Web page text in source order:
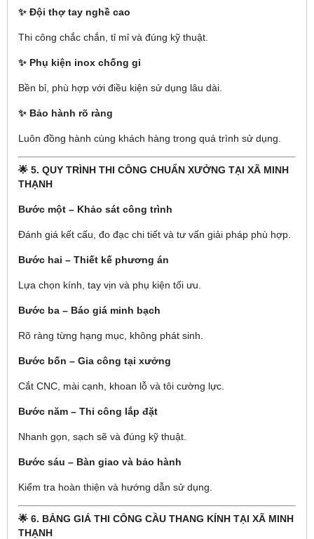
✨ Đội thợ tay nghề cao
Thi công chắc chắn, tỉ mỉ và đúng kỹ thuật.
✨ Phụ kiện inox chống gỉ
Bền bỉ, phù hợp với điều kiện sử dụng lâu dài.
✨ Bảo hành rõ ràng
Luôn đồng hành cùng khách hàng trong quá trình sử dụng.
🌟 5. QUY TRÌNH THI CÔNG CHUẨN XƯỞNG TẠI XÃ MINH
THẠNH
Bước một – Khảo sát công trình
Đánh giá kết cấu, đo đạc chi tiết và tư vấn giải pháp phù hợp.
Bước hai – Thiết kế phương án
Lựa chọn kính, tay vịn và phụ kiện tối ưu.
Bước ba – Báo giá minh bạch
Rõ ràng từng hạng mục, không phát sinh.
Bước bốn – Gia công tại xưởng
Cắt CNC, mài cạnh, khoan lỗ và tôi cường lực.
Bước năm – Thi công lắp đặt
Nhanh gọn, sạch sẽ và đúng kỹ thuật.
Bước sáu – Bàn giao và bảo hành
Kiểm tra hoàn thiện và hướng dẫn sử dụng.
🌟 6. BẢNG GIÁ THI CÔNG CẦU THANG KÍNH TẠI XÃ MINH
THẠNH